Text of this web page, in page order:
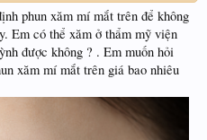
phun xăm mí mắt trên để không
Em có thể xăm ở thẩm mỹ viện
được không ? . Em muốn hỏi
xăm mí mắt trên giá bao nhiêu